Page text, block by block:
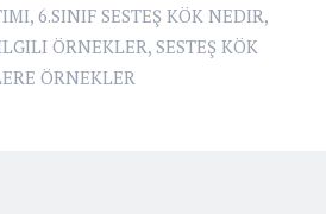
, 6.SINIF SESTEŞ KÖK NEDIR,
ÖRNEKLER, SESTEŞ KÖK
ÖRNEKLER